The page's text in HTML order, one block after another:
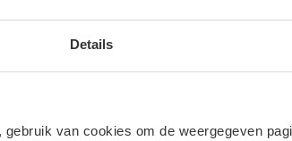
Details
, gebruik van cookies om de weergegeven